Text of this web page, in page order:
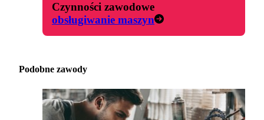
Czynności zawodowe
obsługiwanie maszyn
Podobne zawody